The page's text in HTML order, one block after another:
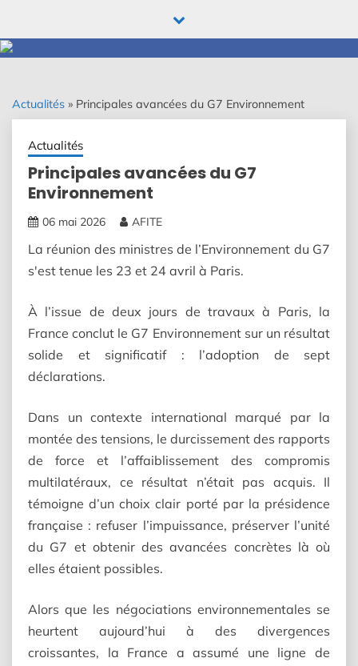
content
Actualités » Principales avancées du G7 Environnement
Actualités
Principales avancées du G7
Environnement
06 mai 2026 AFITE
La réunion des ministres de l’Environnement du G7
s'est tenue les 23 et 24 avril à Paris.
À l’issue de deux jours de travaux à Paris, la
France conclut le G7 Environnement sur un résultat
solide et significatif : l’adoption de sept
déclarations.
Dans un contexte international marqué par la
montée des tensions, le durcissement des rapports
de force et l’affaiblissement des compromis
multilatéraux, ce résultat n’était pas acquis. Il
témoigne d’un choix clair porté par la présidence
française : refuser l’impuissance, préserver l’unité
du G7 et obtenir des avancées concrètes là où
elles étaient possibles.
Alors que les négociations environnementales se
heurtent aujourd’hui à des divergences
croissantes, la France a assumé une ligne de